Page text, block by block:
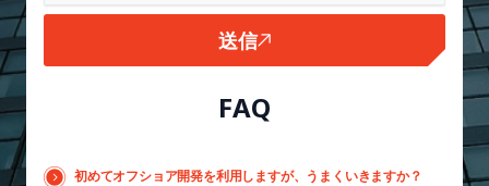
送信
FAQ
初めてオフショア開発を利用しますが、うまくいきますか？